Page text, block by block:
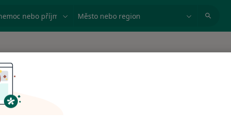
nebo příjmení Město nebo region